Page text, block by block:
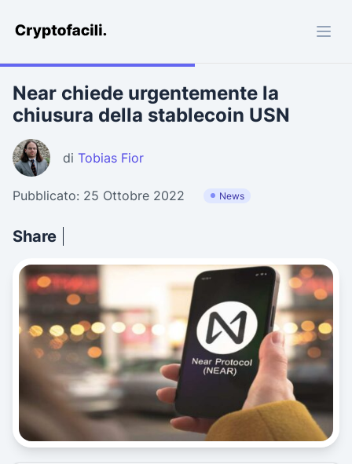
Cryptofacili.com
Near chiede urgentemente la
chiusura della stablecoin USN
di Tobias Fior
Pubblicato: 25 Ottobre 2022 News
Share